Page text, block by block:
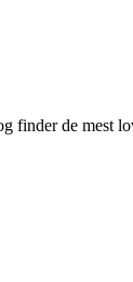
finder de mest